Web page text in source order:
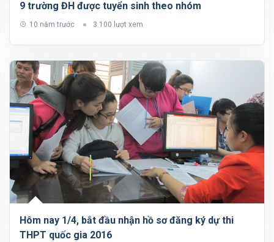
9 trường ĐH được tuyển sinh theo nhóm
10 năm trước 3.100 lượt xem
Hôm nay 1/4, bắt đầu nhận hồ sơ đăng ký dự thi
THPT quốc gia 2016